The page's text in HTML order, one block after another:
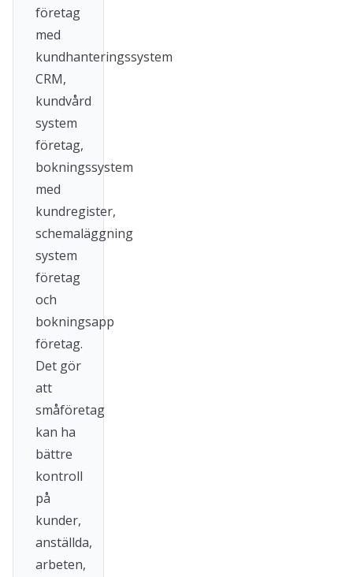
företag
med
kundhanteringssystem
CRM,
kundvård
system
företag,
bokningssystem
med
kundregister,
schemaläggning
system
företag
och
bokningsapp
företag.
Det gör
att
småföretag
kan ha
bättre
kontroll
på
kunder,
anställda,
arbeten,